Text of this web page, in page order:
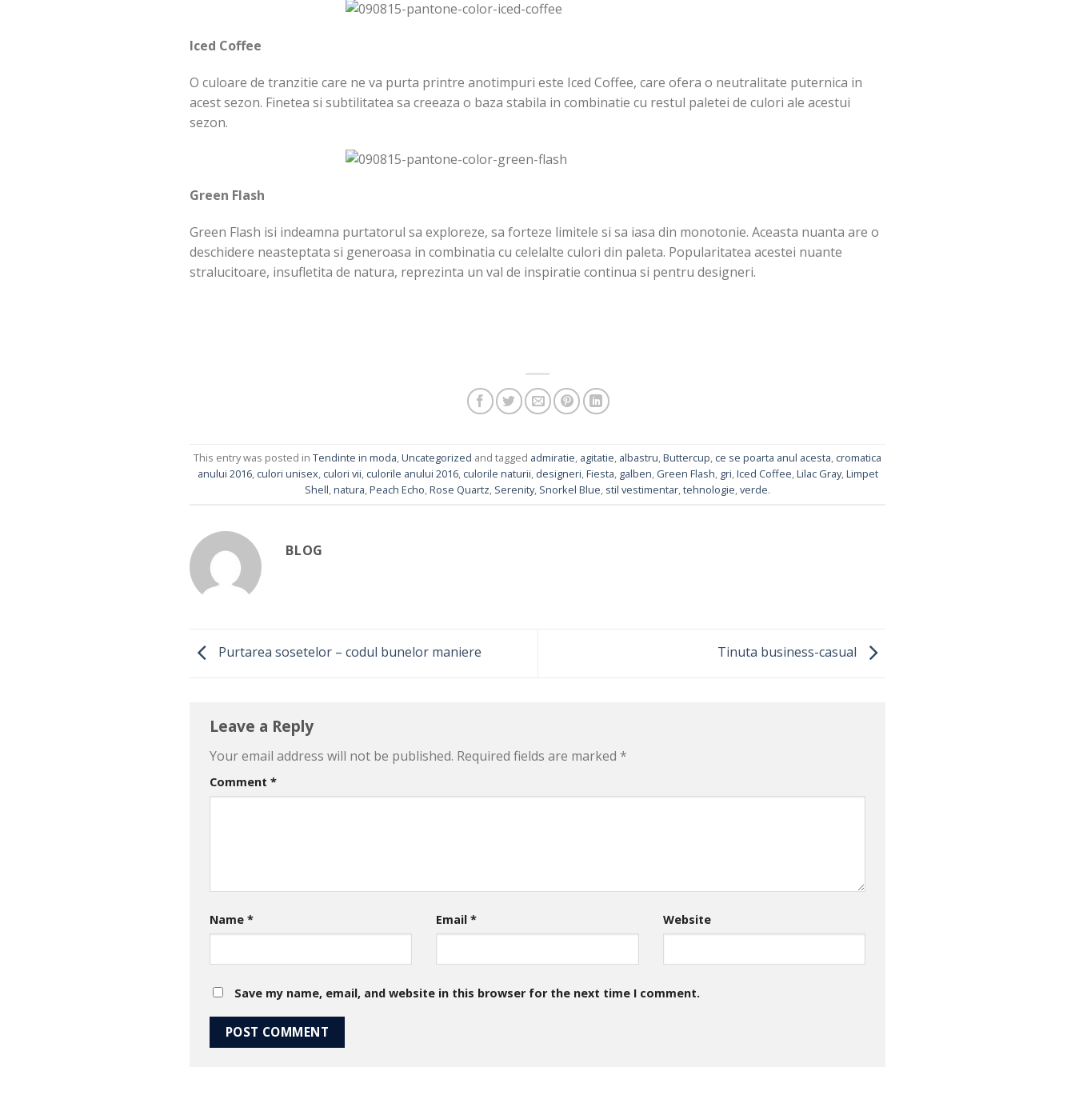
Iced Coffee
O culoare de tranzitie care ne va purta printre anotimpuri este Iced Coffee, care ofera o neutralitate puternica in
acest sezon. Finetea si subtilitatea sa creeaza o baza stabila in combinatie cu restul paletei de culori ale acestui
sezon.
Green Flash
Green Flash isi indeamna purtatorul sa exploreze, sa forteze limitele si sa iasa din monotonie. Aceasta nuanta are o
deschidere neasteptata si generoasa in combinatia cu celelalte culori din paleta. Popularitatea acestei nuante
stralucitoare, insufletita de natura, reprezinta un val de inspiratie continua si pentru designeri.
This entry was posted in Tendinte in moda,Uncategorized and tagged admiratie, agitatie, albastru,Buttercup, ce se poarta anul acesta, cromatica
anului 2016, culori unisex, culori vii, culorile anului 2016, culorile naturii, designeri,Fiesta, galben, Green Flash, gri,Iced Coffee,Lilac Gray,Limpet
Shell,natura,Peach Echo,Rose Quartz, Serenity, Snorkel Blue, stil vestimentar,tehnologie,verde.
BLOG
Purtarea sosetelor – codul bunelor maniere Tinuta business-casual
Leave a Reply
Your email address will not be published. Required fields are marked *
Comment *
Name * Email* Website
Save my name, email, and website in this browser for the next time I comment.